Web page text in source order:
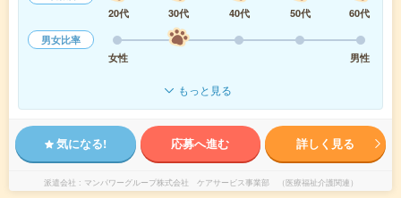
20代
30代 40代 50代
60代
男女比率
女性
男性
もっと見る
気になる! 応募へ進む 詳しく見る
派遣会社 マンパワーグループ株式会社 ケアサービス事業部 （医療福祉介護関連）